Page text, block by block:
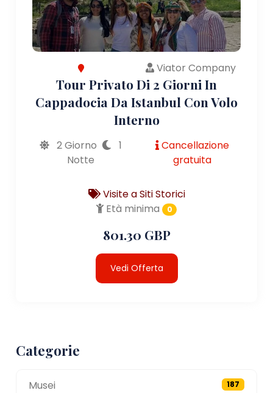
Viator Company
Tour Privato Di 2 Giorni In
Cappadocia Da Istanbul Con Volo
Interno
2 Giorno
1
Notte
Cancellazione
gratuita
Visite a Siti Storici
Età minima
0
801.30 GBP
Vedi Offerta
Categorie
Musei 187